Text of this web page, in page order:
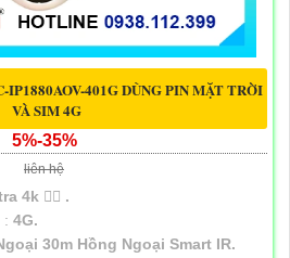
IP1880AOV-401G DÙNG PIN MẶT TRỜI
VÀ SIM 4G
5%-35%
liên hệ
4k 👍🏾 .
: 4G.
30m Hồng Ngoại Smart IR.